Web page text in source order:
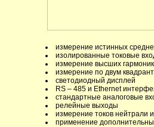
измерение истинных
изолированные токовые
измерение высших
измерение по двум
светодиодный дисплей
RS – 485 и Ethernet
стандартные аналоговые
релейные выходы
измерение токов нейтрали и
применение